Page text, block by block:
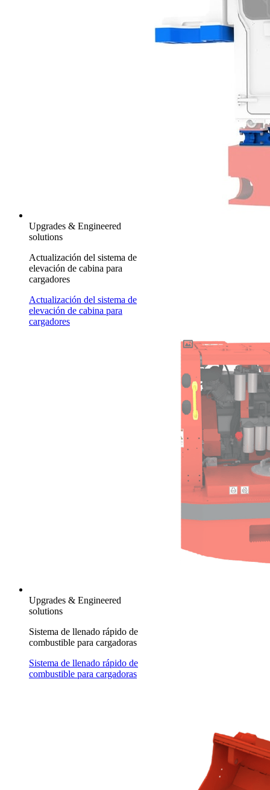
Upgrades & Engineered
solutions
Actualización del sistema de
elevación de cabina para
cargadores
Actualización del sistema de
elevación de cabina para
cargadores
Upgrades & Engineered
solutions
Sistema de llenado rápido de
combustible para cargadoras
Sistema de llenado rápido de
combustible para cargadoras